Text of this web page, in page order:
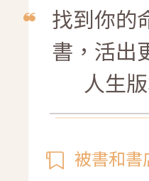
找到你的
書，活出
人生
被書和書